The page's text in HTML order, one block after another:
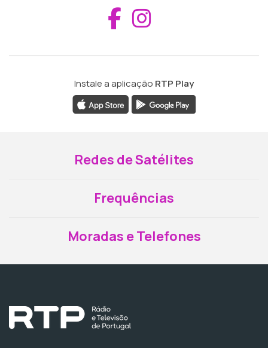
Aceder ao
Instale a aplicação RTP Play
Redes de Satélites
Frequências
Moradas e Telefones